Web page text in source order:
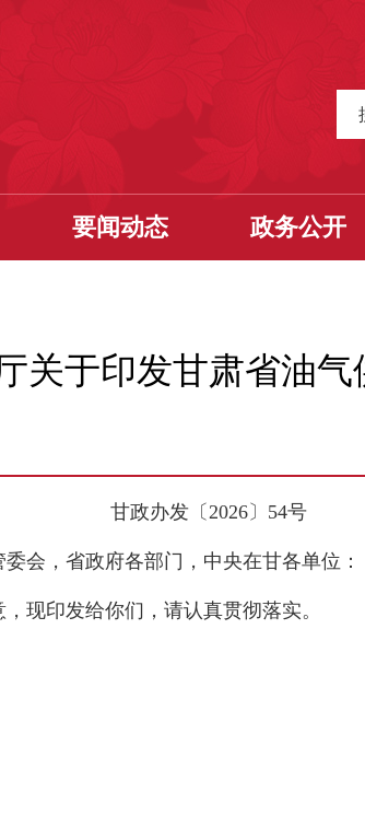
要闻动态 政务公开
关于印发甘肃省油
甘政办发〔2026〕54号
会，省政府各部门，中央在甘各单位：
现印发给你们，请认真贯彻落实。